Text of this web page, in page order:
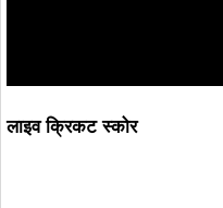
लाइव क्रिकट स्कोर